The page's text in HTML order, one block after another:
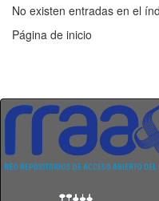
No existen entradas en el
Página de inicio